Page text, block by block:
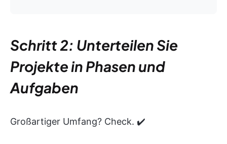
Schritt 2: Unterteilen Sie
Projekte in Phasen und
Aufgaben
Großartiger Umfang? Check. ✔️